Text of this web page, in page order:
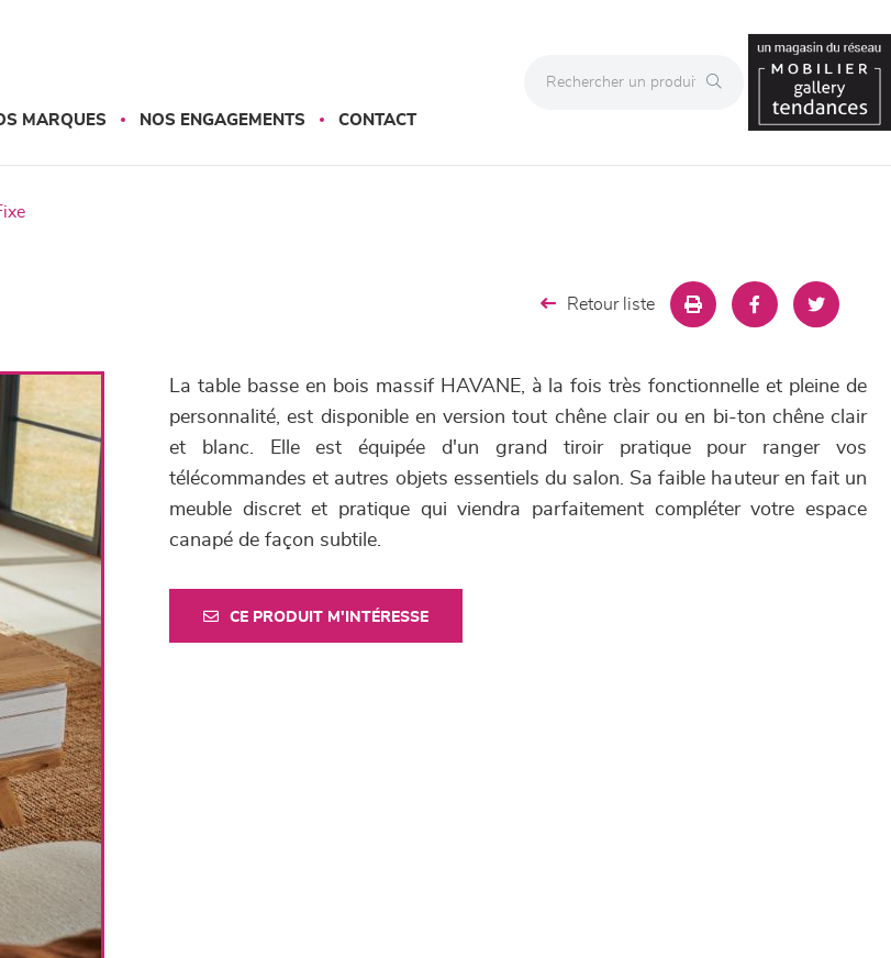
MARQUES NOS ENGAGEMENTS CONTACT
fixe
Retour liste
La table basse en bois massif HAVANE, à la fois très fonctionnelle et pleine de
personnalité, est disponible en version tout chêne clair ou en bi-ton chêne clair
et blanc. Elle est équipée d'un grand tiroir pratique pour ranger vos
télécommandes et autres objets essentiels du salon. Sa faible hauteur en fait un
meuble discret et pratique qui viendra parfaitement compléter votre espace
canapé de façon subtile.
CE PRODUIT M'INTÉRESSE